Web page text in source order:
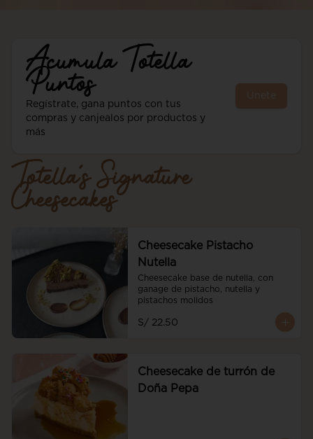
Acumula
Totella
Puntos
Regístrate, gana puntos con tus
compras y canjealos por productos y
más
Únete
Totella´s Signature
Cheesecakes
Cheesecake Pistacho
Nutella
Cheesecake base de nutella, con
ganage de pistacho, nutella y
pistachos molidos
S/ 22.50
Cheesecake de turrón de
Doña Pepa